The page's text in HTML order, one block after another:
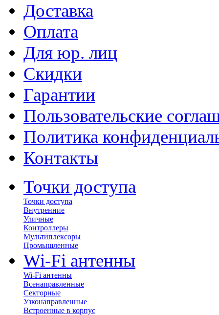
Доставка
Оплата
Для юр. лиц
Скидки
Гарантии
Пользовательские
Политика
Контакты
Точки доступа
Точки доступа
Внутренние
Уличные
Контроллеры
Мультиплексоры
Промышленные
Wi-Fi антенны
Wi-Fi антенны
Всенаправленные
Секторные
Узконаправленные
Встроенные в корпус